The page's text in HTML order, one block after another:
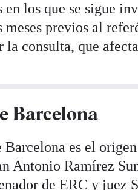
en los que se sigue
previos al
consulta, que
Barcelona
es el
Antonio Ramírez
de ERC y juez